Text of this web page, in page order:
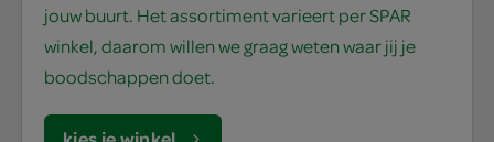
jouw buurt. Het assortiment varieert per SPAR
winkel, daarom willen we graag weten waar jij je
boodschappen doet.